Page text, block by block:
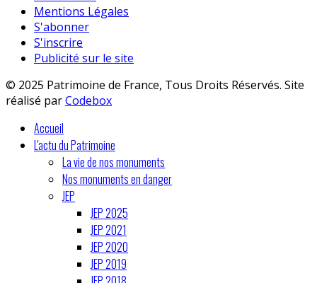
Mentions Légales
S'abonner
S'inscrire
Publicité sur le site
© 2025 Patrimoine de France, Tous Droits Réservés. Site
réalisé parCodebox
Accueil
L'actu du Patrimoine
La vie de nos monuments
Nos monuments en danger
JEP
JEP 2025
JEP 2021
JEP 2020
JEP 2019